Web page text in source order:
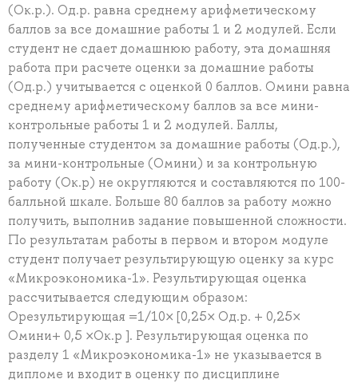
(Ок.р.). Од.р. равна среднему арифметическому
баллов за все домашние работы 1 и 2 модулей. Если
студент не сдает домашнюю работу, эта домашняя
работа при расчете оценки за домашние работы
(Од.р.) учитывается с оценкой 0 баллов. Омини равна
среднему арифметическому баллов за все мини-
контрольные работы 1 и 2 модулей. Баллы,
полученные студентом за домашние работы (Од.р.),
за мини-контрольные (Омини) и за контрольную
работу (Ок.р) не округляются и составляются по 100-
балльной шкале. Больше 80 баллов за работу можно
получить, выполнив задание повышенной сложности.
По результатам работы в первом и втором модуле
студент получает результирующую оценку за курс
«Микроэкономика-1». Результирующая оценка
рассчитывается следующим образом:
Орезультирующая =1/10× [0,25× Од.р. + 0,25×
Омини+ 0,5 ×Ок.р ]. Результирующая оценка по
разделу 1 «Микроэкономика-1» не указывается в
дипломе и входит в оценку по дисциплине